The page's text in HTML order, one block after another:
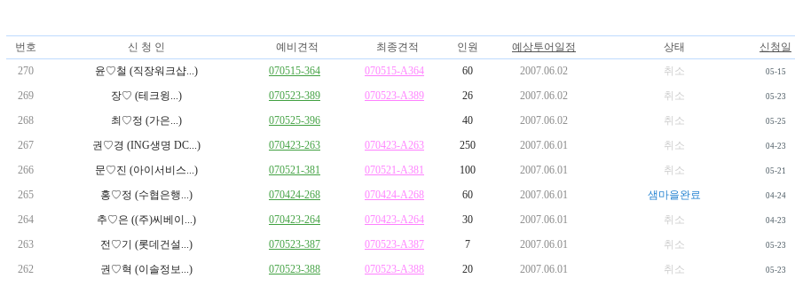
번호 신 청 인 예비견적 최종견적 인원 예상투어일정 상태
신청일
270
윤♡철 (직장워크샵...) 070515-364 070515-A364 60 2007.06.02 취소 05-15
269 장♡ (테크윙...) 070523-389 070523-A389 26 2007.06.02 취소 05-23
268 최♡정 (가은...) 070525-396 40 2007.06.02 취소 05-25
267 권♡경 (ING생명 DC...) 070423-263 070423-A263 250 2007.06.01 취소 04-23
266 문♡진 (아이서비스...) 070521-381 070521-A381 100 2007.06.01 취소 05-21
265 홍♡정 (수협은행...) 070424-268 070424-A268 60 2007.06.01 샘마을완료 04-24
264 추♡은 ((주)씨베이...) 070423-264 070423-A264 30 2007.06.01 취소 04-23
263 전♡기 (롯데건설...) 070523-387 070523-A387 7 2007.06.01 취소 05-23
262 권♡혁 (이솔정보...) 070523-388 070523-A388 20 2007.06.01 취소 05-23